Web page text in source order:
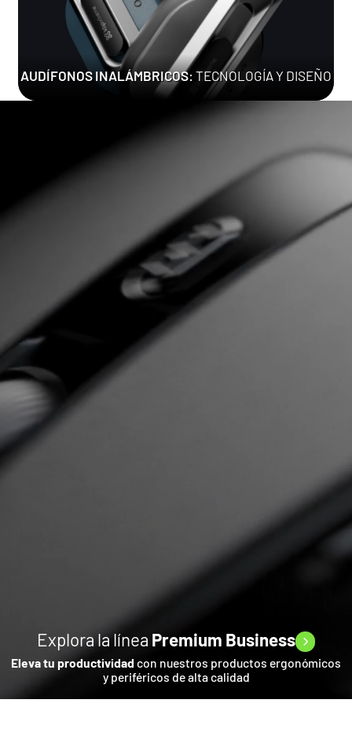
AUDÍFONOS INALÁMBRICOS: TECNOLOGÍA Y DISEÑO
Explora la línea Premium Business
Eleva tu productividad con nuestros productos ergonómicos
y periféricos de alta calidad